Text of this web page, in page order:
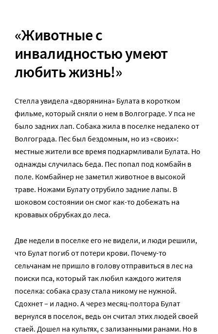
«Животные с
инвалидностью умеют
любить жизнь!»
Стелла увидела «дворянина» Булата в коротком
фильме, который сняли о нем в Волгограде. У пса не
было задних лап. Собака жила в поселке недалеко от
Волгограда. Пес был бездомным, но из «своих»:
местные жители все время подкармливали Булата. Но
однажды случилась беда. Пес попал под комбайн в
поле. Комбайнер не заметил животное в высокой
траве. Ножами Булату отрубило задние лапы. В
шоковом состоянии он смог как-то добежать на
кровавых обрубках до леса.
Две недели в поселке его не видели, и люди решили,
что Булат погиб от потери крови. Почему-то
сельчанам не пришло в голову отправиться в лес на
поиски пса, который так любил каждого жителя
поселка: собака сразу стала никому не нужной.
Сдохнет – и ладно. А через месяц-полтора Булат
вернулся в поселок, ведь он считал этих людей своей
стаей. Дошел на культях, с зализанными ранами. Но в